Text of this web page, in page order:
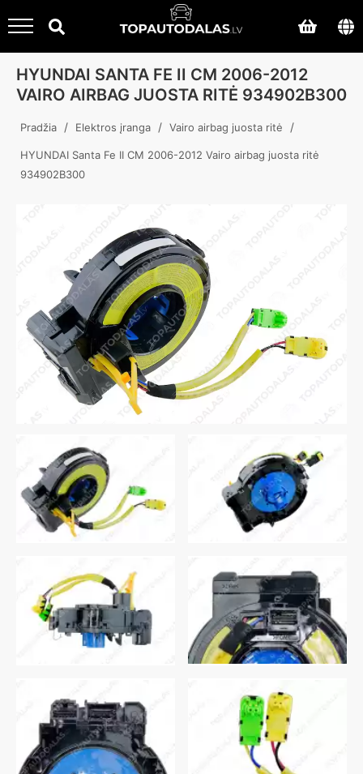
HYUNDAI SANTA FE II CM 2006-2012
VAIRO AIRBAG JUOSTA RITĖ 934902B300
Pradžia / Elektros įranga / Vairo airbag juosta ritė /
HYUNDAI Santa Fe II CM 2006-2012 Vairo airbag juosta ritė
934902B300